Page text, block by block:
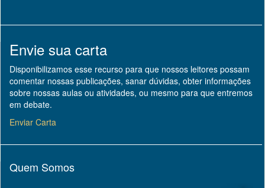
Envie sua carta
Disponibilizamos esse recurso para que nossos leitores possam
comentar nossas publicações, sanar dúvidas, obter informações
sobre nossas aulas ou atividades, ou mesmo para que entremos
em debate.
Enviar Carta
Quem Somos